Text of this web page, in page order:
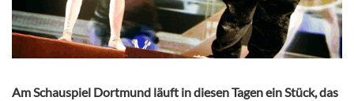
Am Schauspiel Dortmund läuft in diesen Tagen ein Stück, das